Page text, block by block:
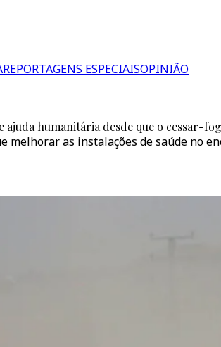
REPORTAGENS ESPECIAISOPINIÃO
ajuda humanitária desde que o cessar-
melhorar as instalações de saúde no